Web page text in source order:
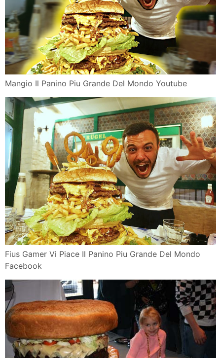
Mangio Il Panino Piu Grande Del Mondo Youtube
Fius Gamer Vi Piace Il Panino Piu Grande Del Mondo
Facebook